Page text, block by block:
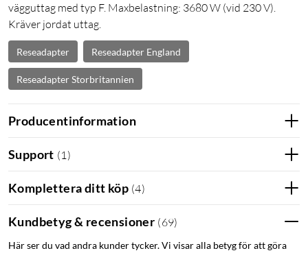
vägguttag med typ F. Maxbelastning: 3680 W (vid 230 V).
Kräver jordat uttag.
Reseadapter Reseadapter England
Reseadapter Storbritannien
Producentinformation
Support (1 )
Komplettera ditt köp (4)
Kundbetyg & recensioner (69)
Här ser du vad andra kunder tycker. Vi visar alla betyg för att göra